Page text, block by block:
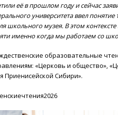
её в прошлом году и сейчас
университета ввел
школьного музея. В этом
именно когда мы работаем со
образовательные
«Церковь и общество»,
Приенисейской Сибири».